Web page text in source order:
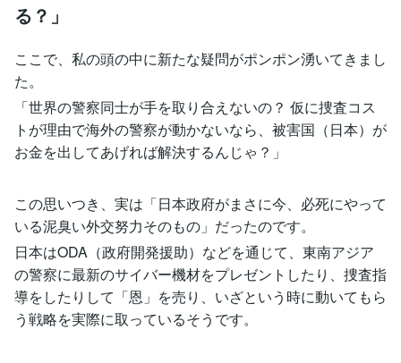
る？」
ここで、私の頭の中に新たな疑問がポンポン湧いてきまし
た。
「世界の警察同士が手を取り合えないの？ 仮に捜査コス
トが理由で海外の警察が動かないなら、被害国（日本）が
お金を出してあげれば解決するんじゃ？」
この思いつき、実は「日本政府がまさに今、必死にやって
いる泥臭い外交努力そのもの」だったのです。
日本はODA（政府開発援助）などを通じて、東南アジア
の警察に最新のサイバー機材をプレゼントしたり、捜査指
導をしたりして「恩」を売り、いざという時に動いてもら
う戦略を実際に取っているそうです。